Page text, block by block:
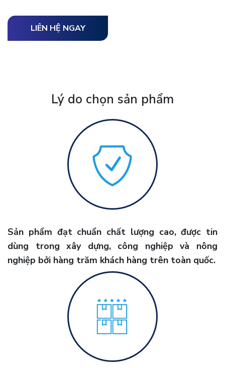
LIÊN HỆ NGAY
Lý do chọn sản phẩm
Sản phẩm đạt chuẩn chất lượng cao, được tin
dùng trong xây dựng, công nghiệp và nông
nghiệp bởi hàng trăm khách hàng trên toàn quốc.